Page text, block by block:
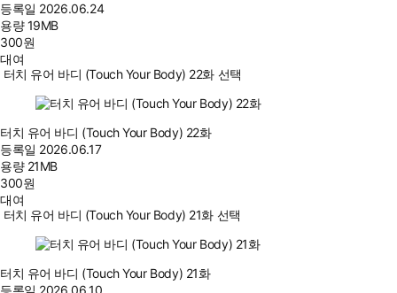
등록일 2026.06.24
용량19MB
300원
대여
터치 유어 바디 (Touch Your Body) 22화 선택
터치 유어 바디 (Touch Your Body) 22화
등록일 2026.06.17
용량 21MB
300원
대여
터치 유어 바디 (Touch Your Body) 21화 선택
터치 유어 바디 (Touch Your Body) 21화
등록일 2026.06.10